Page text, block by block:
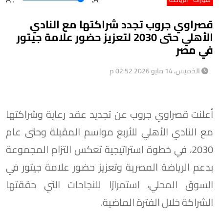
قصراوي جروب تجدد شراكتها مع النادي
الأهلي حتى 2030 لتعزيز حضور علامة جيتور
في مصر
الخميس، 14 مايو 2026 02:52 م
أعلنت قصراوي جروب عن تجديد عقد رعاية وشراكتها
مع النادي الأهلي للأربع مواسم المقبلة وحتى عام
2030، في خطوة استراتيجية تعكس التزام المجموعة
بدعم الرياضة المصرية وتعزيز حضور علامة جيتور في
السوق المحلي، استمرارًا للنجاحات التي حققتها
الشراكة خلال الفترة الماضية.